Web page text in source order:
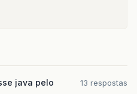
java pelo
13 respostas